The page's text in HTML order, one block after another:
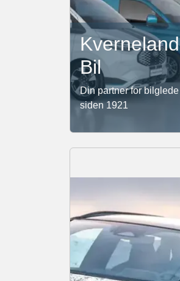
Kverneland
Bil
Din partner for bilglede
siden 1921